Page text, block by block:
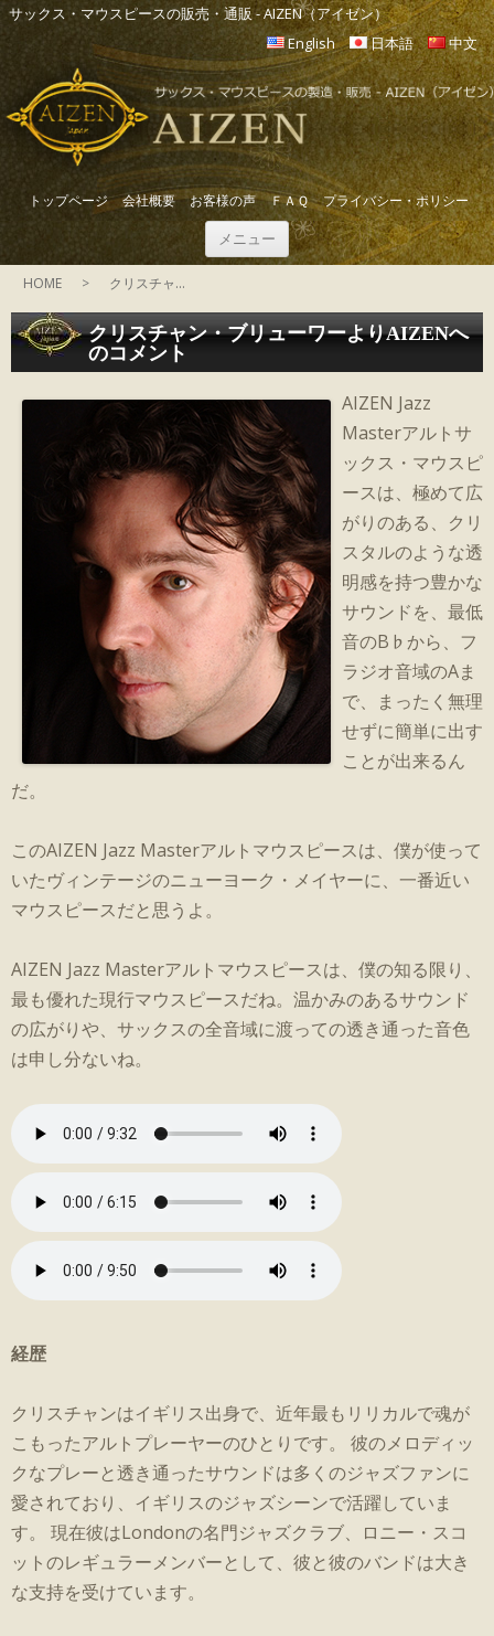
サックス・マウスピースの販売・通販 - AIZEN（アイゼン）
English
日本語 中文
トップページ 会社概要 お客様の声 ＦＡＱ プライバシー・ポリシー
AIZEN（アイゼン）
マウスピース販売・通販：サックス・マウスピースの販売・通販
メニュー
コ
ン
ツ
ス
キ
プ
HOME > クリスチャ...
クリスチャン・ブリューワーよりAIZENへ
のコメント
AIZEN Jazz
Masterアルトサ
ックス・マウスピ
ースは、極めて広
がりのある、クリ
スタルのような透
明感を持つ豊かな
サウンドを、最低
音のB♭から、フ
ラジオ音域のAま
で、まったく無理
せずに簡単に出す
ことが出来るん
だ。
このAIZEN Jazz Masterアルトマウスピースは、僕が使って
いたヴィンテージのニューヨーク・メイヤーに、一番近い
マウスピースだと思うよ。
AIZEN Jazz Masterアルトマウスピースは、僕の知る限り、
最も優れた現行マウスピースだね。温かみのあるサウンド
の広がりや、サックスの全音域に渡っての透き通った音色
は申し分ないね。
経歴
クリスチャンはイギリス出身で、近年最もリリカルで魂が
こもったアルトプレーヤーのひとりです。 彼のメロディッ
クなプレーと透き通ったサウンドは多くのジャズファンに
愛されており、イギリスのジャズシーンで活躍していま
す。 現在彼はLondonの名門ジャズクラブ、ロニー・スコ
ットのレギュラーメンバーとして、彼と彼のバンドは大き
な支持を受けています。